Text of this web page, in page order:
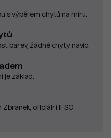
s výběrem chytů na míru.
barev, žádné chyty navíc.
je základ.
oficiální IFSC